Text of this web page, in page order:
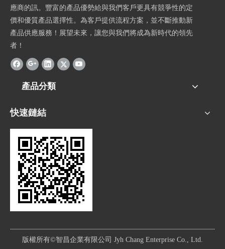
應商的訊。豐富的產品優勢給與我們客戶更具有競爭性的定
價和優質產品選擇性。為客戶提供流程方案，並不斷推動新
產品供應服務！展望未來，讓您與我們將成為新時代的領先
者！
產品分類
快速鏈結
版權所有©智昌企業有限公司 Jyh Chang Enterprise Co., Ltd.